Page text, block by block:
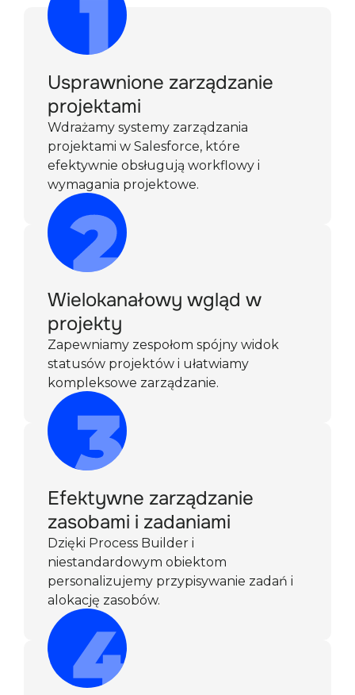
Usprawnione zarządzanie
projektami
Wdrażamy systemy zarządzania
projektami w Salesforce, które
efektywnie obsługują workflowy i
wymagania projektowe.
Wielokanałowy wgląd w
projekty
Zapewniamy zespołom spójny widok
statusów projektów i ułatwiamy
kompleksowe zarządzanie.
Efektywne zarządzanie
zasobami i zadaniami
Dzięki Process Builder i
niestandardowym obiektom
personalizujemy przypisywanie zadań i
alokację zasobów.